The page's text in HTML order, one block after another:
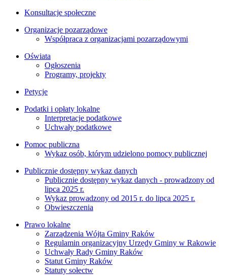
Konsultacje społeczne
Organizacje pozarządowe
Współpraca z organizacjami pozarządowymi
Oświata
Ogłoszenia
Programy, projekty
Petycje
Podatki i opłaty lokalne
Interpretacje podatkowe
Uchwały podatkowe
Pomoc publiczna
Wykaz osób, którym udzielono pomocy publicznej
Publicznie dostępny wykaz danych
Publicznie dostępny wykaz danych - prowadzony od
lipca 2025 r.
Wykaz prowadzony od 2015 r. do lipca 2025 r.
Obwieszczenia
Prawo lokalne
Zarządzenia Wójta Gminy Raków
Regulamin organizacyjny Urzędy Gminy w Rakowie
Uchwały Rady Gminy Raków
Statut Gminy Raków
Statuty sołectw